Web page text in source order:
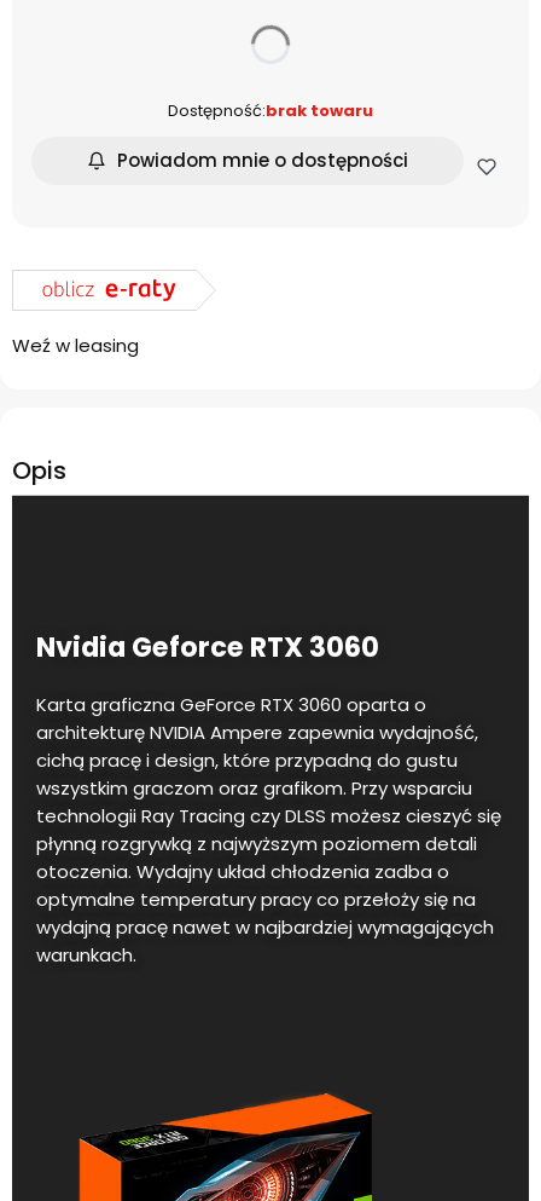
Dostępność:brak towaru
Powiadom mnie o dostępności
Weź w leasing
Opis
Nvidia Geforce RTX 3060
Karta graficzna GeForce RTX 3060 oparta o
architekturę NVIDIA Ampere zapewnia wydajność,
cichą pracę i design, które przypadną do gustu
wszystkim graczom oraz grafikom. Przy wsparciu
technologii Ray Tracing czy DLSS możesz cieszyć się
płynną rozgrywką z najwyższym poziomem detali
otoczenia. Wydajny układ chłodzenia zadba o
optymalne temperatury pracy co przełoży się na
wydajną pracę nawet w najbardziej wymagających
warunkach.